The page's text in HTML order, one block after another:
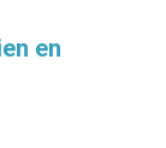
en